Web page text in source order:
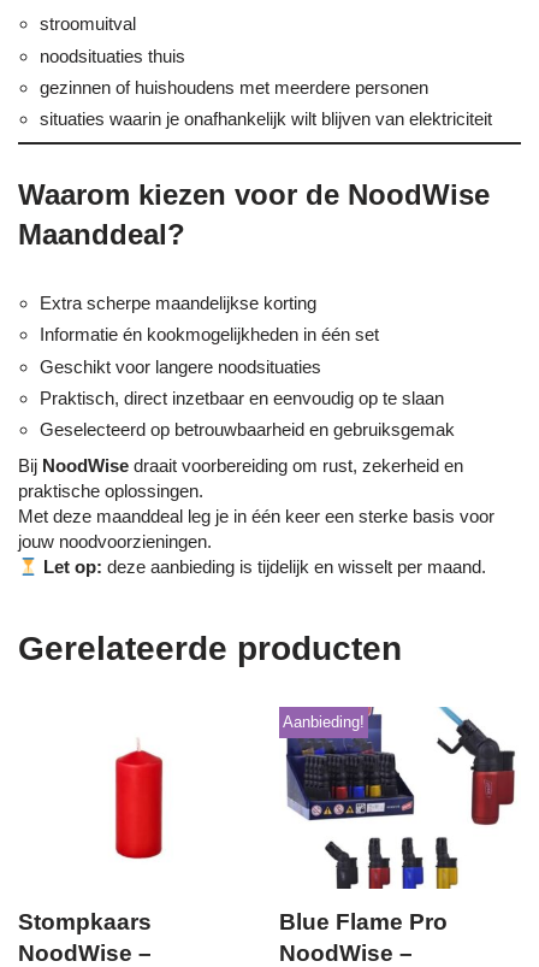
stroomuitval
noodsituaties thuis
gezinnen of huishoudens met meerdere personen
situaties waarin je onafhankelijk wilt blijven van elektriciteit
Waarom kiezen voor de NoodWise
Maanddeal?
Extra scherpe maandelijkse korting
Informatie én kookmogelijkheden in één set
Geschikt voor langere noodsituaties
Praktisch, direct inzetbaar en eenvoudig op te slaan
Geselecteerd op betrouwbaarheid en gebruiksgemak
Bij NoodWise draait voorbereiding om rust, zekerheid en
praktische oplossingen.
Met deze maanddeal leg je in één keer een sterke basis voor
jouw noodvoorzieningen.
Let op: deze aanbieding is tijdelijk en wisselt per maand.
Gerelateerde producten
Stompkaars
NoodWise –
Aanbieding!
Blue Flame Pro
NoodWise –